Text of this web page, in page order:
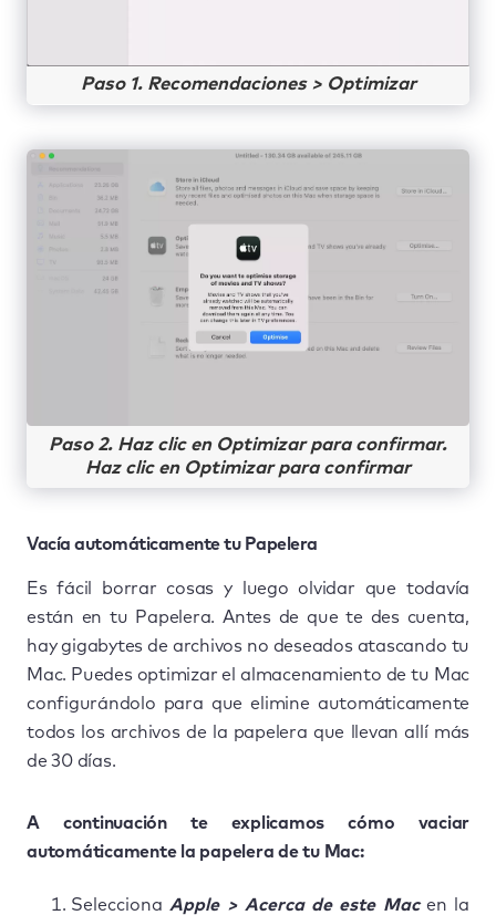
Paso 1. Recomendaciones > Optimizar
Paso 2. Haz clic en Optimizar para confirmar.
Haz clic en Optimizar para confirmar
Vacía automáticamente tu Papelera
Es fácil borrar cosas y luego olvidar que todavía
están en tu Papelera. Antes de que te des cuenta,
hay gigabytes de archivos no deseados atascando tu
Mac. Puedes optimizar el almacenamiento de tu Mac
configurándolo para que elimine automáticamente
todos los archivos de la papelera que llevan allí más
de 30 días.
A continuación te explicamos cómo vaciar
automáticamente la papelera de tu Mac:
Selecciona Apple > Acerca de este Macen la